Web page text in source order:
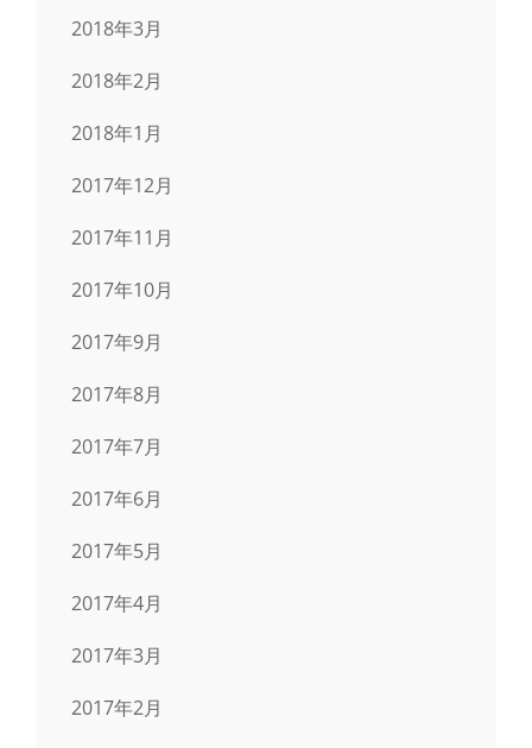
2018年3月
2018年2月
2018年1月
2017年12月
2017年11月
2017年10月
2017年9月
2017年8月
2017年7月
2017年6月
2017年5月
2017年4月
2017年3月
2017年2月